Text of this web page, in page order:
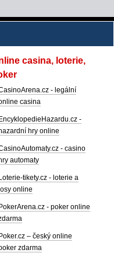
casina, loterie,
- legální
casina
-
hry online
- casino
automaty
tikety.cz - loterie a
online
- poker online
– český online
zdarma